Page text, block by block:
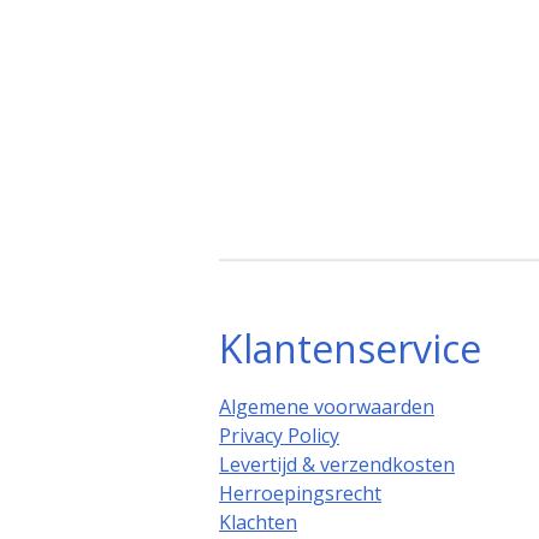
Klantenservice
Algemene voorwaarden
Privacy Policy
Levertijd & verzendkosten
Herroepingsrecht
Klachten